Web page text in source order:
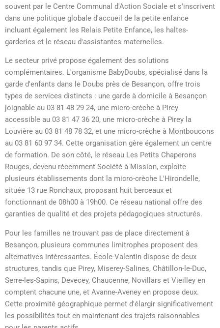
souvent par le Centre Communal d'Action Sociale et s'inscrivent
dans une politique globale d'accueil de la petite enfance
incluant également les Relais Petite Enfance, les haltes-
garderies et le réseau d'assistantes maternelles.
Le secteur privé propose également des solutions
complémentaires. L'organisme BabyDoubs, spécialisé dans la
garde d'enfants dans le Doubs près de Besançon, offre trois
types de services distincts : une garde à domicile à Besançon
joignable au 03 81 48 29 24, une micro-crèche à Pirey
accessible au 03 81 47 36 20, une micro-crèche à Pirey la
Louvière au 03 81 48 78 32, et une micro-crèche à Montboucons
au 03 81 60 97 34. Cette organisation gère également un centre
de formation. De son côté, le réseau Les Petits Chaperons
Rouges, devenu récemment Société à Mission, exploite
plusieurs établissements dont la micro-crèche L'Hirondelle,
située 13 rue Ronchaux, proposant huit berceaux et
fonctionnant de 08h00 à 19h00. Ce réseau national offre des
garanties de qualité et des projets pédagogiques structurés.
Pour les familles ne trouvant pas de place directement à
Besançon, plusieurs communes limitrophes proposent des
alternatives intéressantes. École-Valentin dispose de deux
structures, tandis que Pirey, Miserey-Salines, Châtillon-le-Duc,
Serre-les-Sapins, Devecey, Chaucenne, Novillars et Vieilley en
comptent chacune une, et Avanne-Aveney en propose deux.
Cette proximité géographique permet d'élargir significativement
les possibilités tout en maintenant des trajets raisonnables